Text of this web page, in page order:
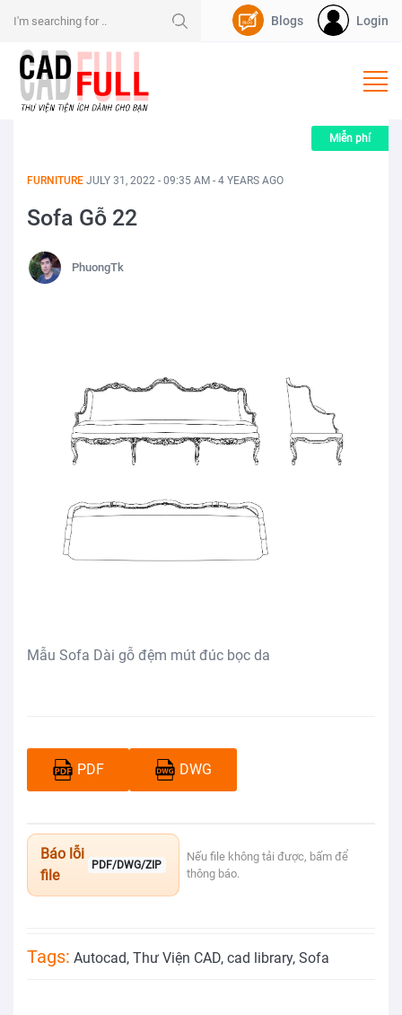
Login
Blogs
FURNITURE JULY 31, 2022 - 09:35 AM - 4 YEARS AGO
Sofa Gỗ 22
PhuongTk
Miễn phí
Mẫu Sofa Dài gỗ đệm mút đúc bọc da
PDF DWG
Báo lỗi
file
PDF/DWG/ZIP
Nếu file không tải được, bấm để
thông báo.
Tags: Autocad, Thư Viện CAD, cad library, Sofa